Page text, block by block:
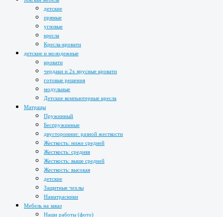
детские
прямые
угловые
кресла
Кресла-кровати
детские и молодежные
кровати
чердаки и 2х ярусные кровати
готовые решения
модульные
Детские компьютерные кресла
Матрацы
Пружинный
Беспружинные
двусторонние: разной жесткости
Жесткость: ниже средней
Жесткость: средняя
Жесткость: выше средней
Жесткость: высокая
детские
Защитные чехлы
Наматрасники
Мебель на заказ
Наши работы (фото)